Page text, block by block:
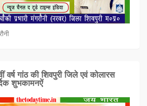
वर्ष गांठ की शिवपुरी जिले एवं कोलारस
शुभकामनऐं